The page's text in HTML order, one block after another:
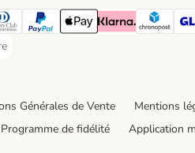
Method
Payment Method
Club Payment Method
Paypal Payment Method
Apple Pay Payment
Klarna Payment
Payment Method
Générales de Vente Mentions
Programme de fidélité Application